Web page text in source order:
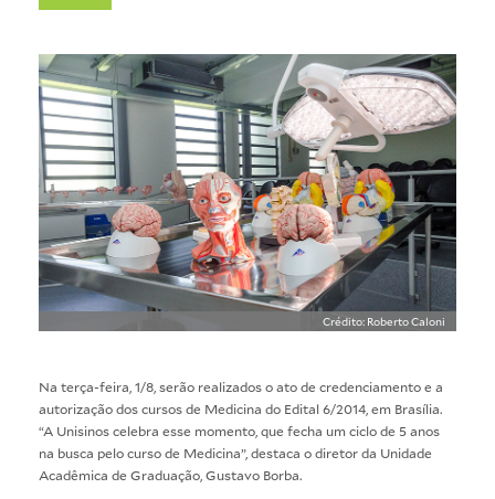
Crédito: Roberto Caloni
Na terça-feira, 1/8, serão realizados o ato de credenciamento e a
autorização dos cursos de Medicina do Edital 6/2014, em Brasília.
“A Unisinos celebra esse momento, que fecha um ciclo de 5 anos
na busca pelo curso de Medicina”, destaca o diretor da Unidade
Acadêmica de Graduação, Gustavo Borba.